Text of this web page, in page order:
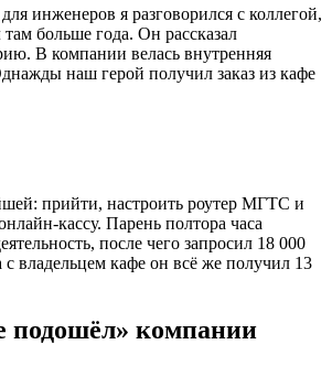
инженеров я разговорился с коллегой,
больше года. Он рассказал
В компании велась внутренняя
наш герой получил заказ из кафе
прийти, настроить роутер МГТС и
кассу. Парень полтора часа
после чего запросил 18 000
владельцем кафе он всё же получил 13
подошёл» компании